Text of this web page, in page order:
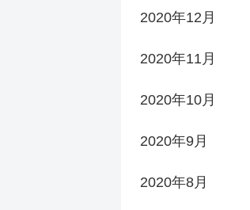
2020年12月
2020年11月
2020年10月
2020年9月
2020年8月